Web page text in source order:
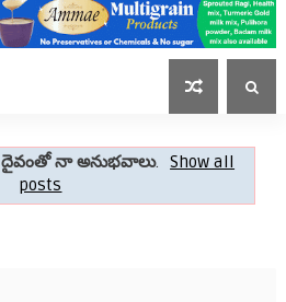
దైవంతో నా అనుభవాలు. Show all
posts